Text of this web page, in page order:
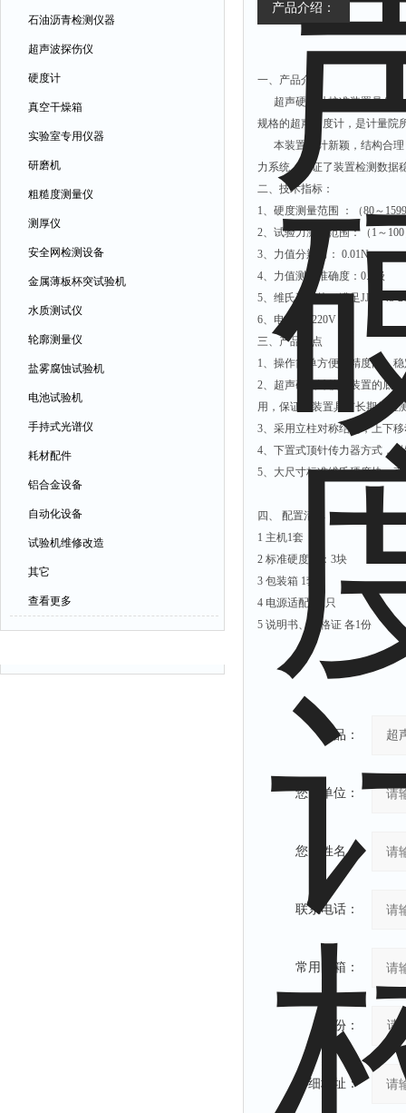
石油沥青检测仪器
超声波探伤仪
硬度计
真空干燥箱
实验室专用仪器
研磨机
粗糙度测量仪
测厚仪
安全网检测设备
金属薄板杯突试验机
水质测试仪
轮廓测量仪
盐雾腐蚀试验机
电池试验机
手持式光谱仪
耗材配件
铝合金设备
自动化设备
试验机维修改造
其它
查看更多
产品介绍：
一、产品介绍
超声硬度计校准装置是公司
规格的超声硬度计，是计量院
本装置设计新颖，结构合理
力系统，保证了装置检测数据
二、技术指标：
1、硬度测量范围 ：（80～
2、试验力测量范围：（1～
3、力值分辨力： 0.01N
4、力值测量准确度：0.1级
5、维氏硬度块（满足JJG148-
6、电 压： 220V；
三、产品特点
1、操作简单方便、精度高、
2、超声硬度计校准装置的底
用，保证了装置具有长期的检
3、采用立柱对称结构，上下
4、下置式顶针传力器方式，
5、大尺寸标准维氏硬度块，
四、 配置清单
1 主机1套
2 标准硬度块：3块
3 包装箱 1套
4 电源适配器1只
5 说明书、合格证 各1份
产品：
您的单位：
您的姓名：
联系电话：
常用邮箱：
省份：
详细地址：